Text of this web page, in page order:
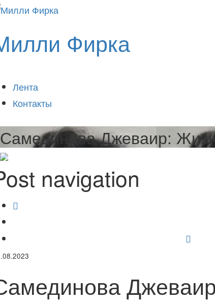
Фирка
Лента
Контакты
Самединова Джеваир:
navigation